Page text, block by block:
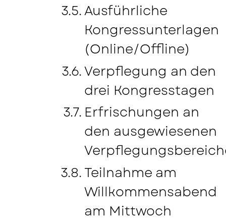
Ausführliche
Kongressunterlagen
(Online/Offline)
Verpflegung an den
drei Kongresstagen
Erfrischungen an
den ausgewiesenen
Teilnahme am
Willkommensabend
am Mittwoch